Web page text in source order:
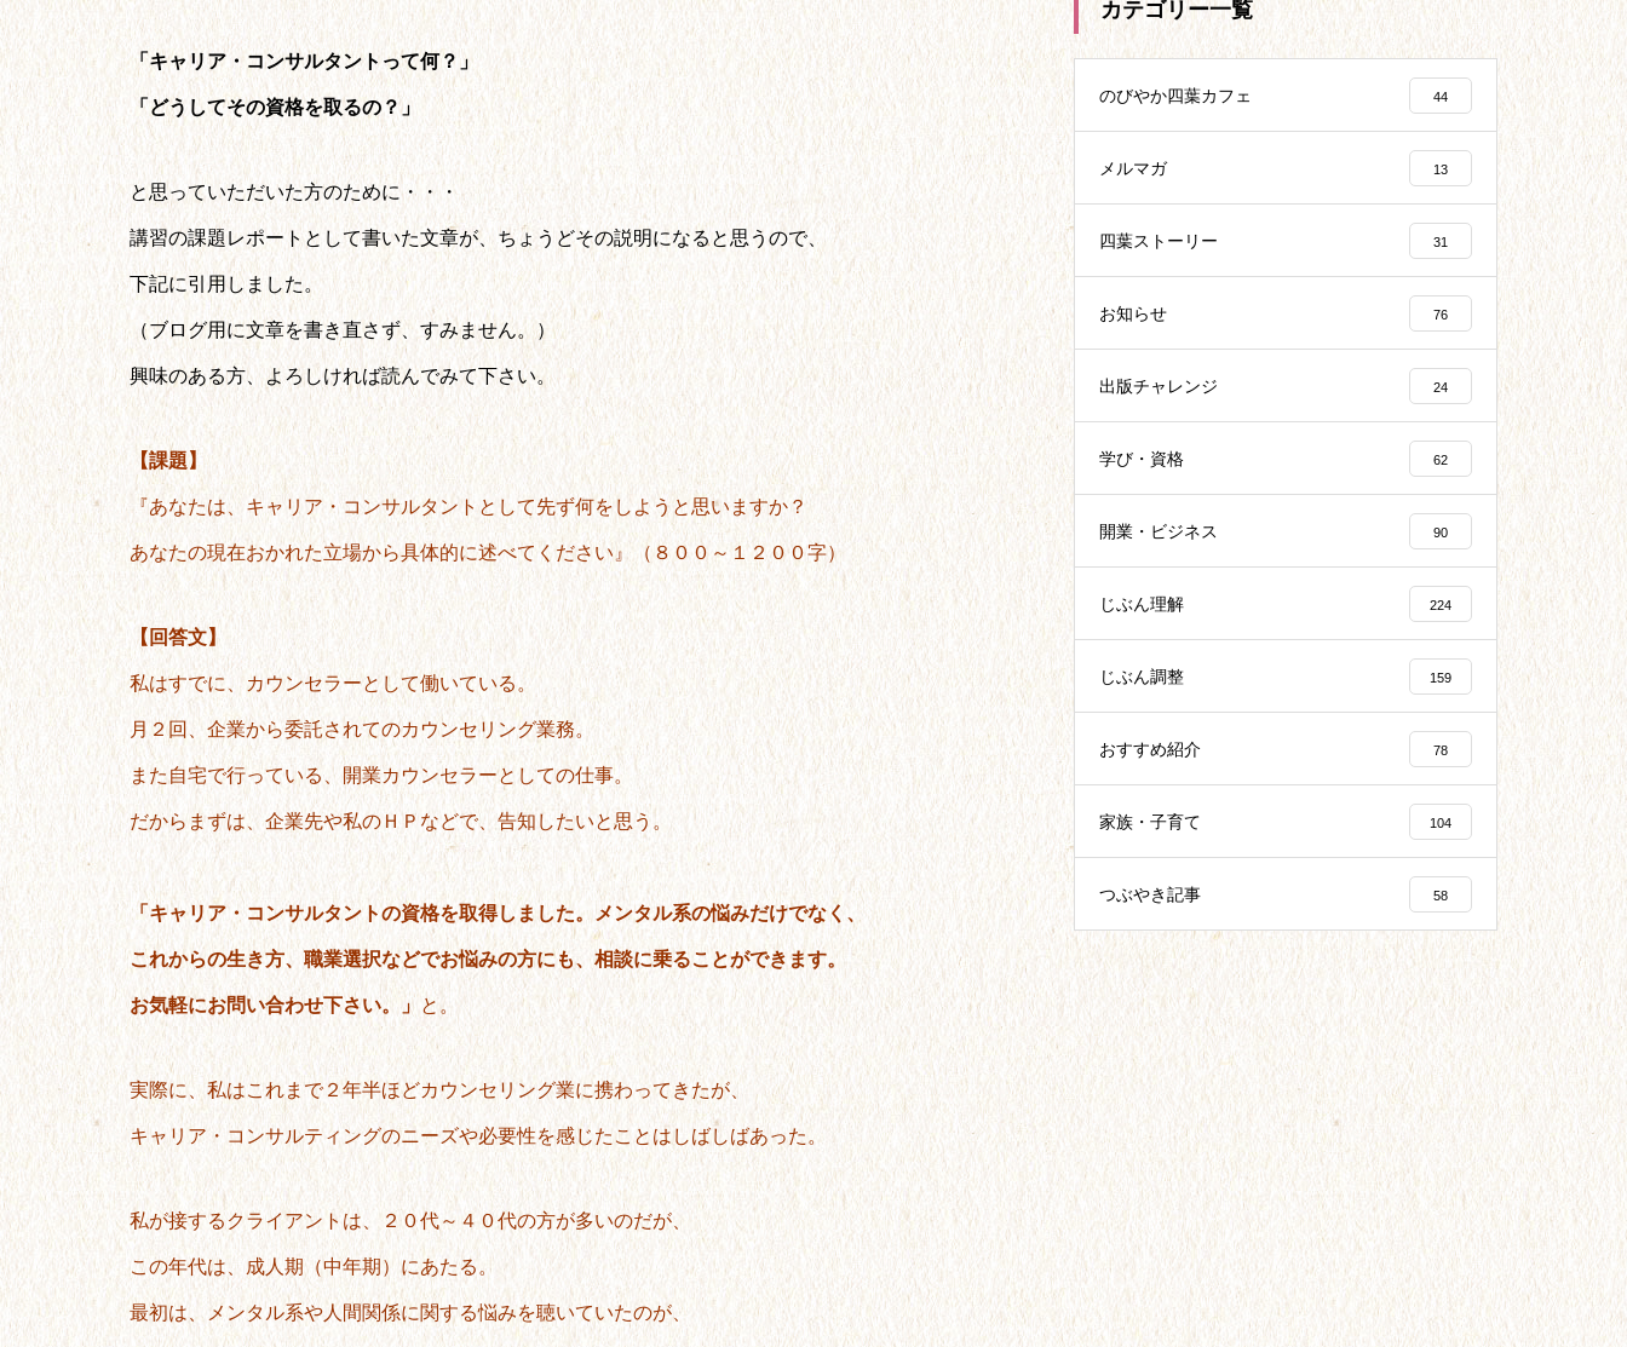
「キャリア・コンサルタントって何？」
「どうしてその資格を取るの？」
と思っていただいた方のために・・・
講習の課題レポートとして書いた文章が、ちょうどその説明になると思うので、
下記に引用しました。
（ブログ用に文章を書き直さず、すみません。）
興味のある方、よろしければ読んでみて下さい。
【課題】
『あなたは、キャリア・コンサルタントとして先ず何をしようと思いますか？
あなたの現在おかれた立場から具体的に述べてください』（８００～１２００字）
【回答文】
私はすでに、カウンセラーとして働いている。
月２回、企業から委託されてのカウンセリング業務。
また自宅で行っている、開業カウンセラーとしての仕事。
だからまずは、企業先や私のＨＰなどで、告知したいと思う。
「キャリア・コンサルタントの資格を取得しました。メンタル系の悩みだけでなく、
これからの生き方、職業選択などでお悩みの方にも、相談に乗ることができます。
お気軽にお問い合わせ下さい。」 と。
実際に、私はこれまで２年半ほどカウンセリング業に携わってきたが、
キャリア・コンサルティングのニーズや必要性を感じたことはしばしばあった。
私が接するクライアントは、２０代～４０代の方が多いのだが、
この年代は、成人期（中年期）にあたる。
最初は、メンタル系や人間関係に関する悩みを聴いていたのが、
カテゴリー一覧
のびやか四葉カフェ 44
メルマガ 13
四葉ストーリー 31
お知らせ 76
出版チャレンジ 24
学び・資格 62
開業・ビジネス 90
じぶん理解 224
じぶん調整 159
おすすめ紹介 78
家族・子育て 104
つぶやき記事 58